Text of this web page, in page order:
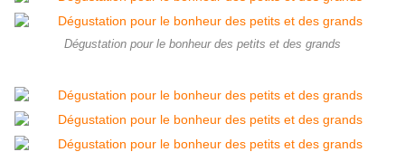
Dégustation pour le bonheur des petits et des grands